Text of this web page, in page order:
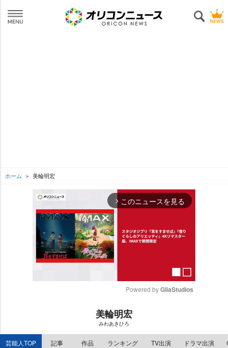
ホーム 美輪明宏
arrow_forward_ios このニュースを見る
e
Powered by GliaStudios
美輪明宏
みわあきひろ
芸能人TOP 記事 作品 ランキング TV出演 ドラマ出演